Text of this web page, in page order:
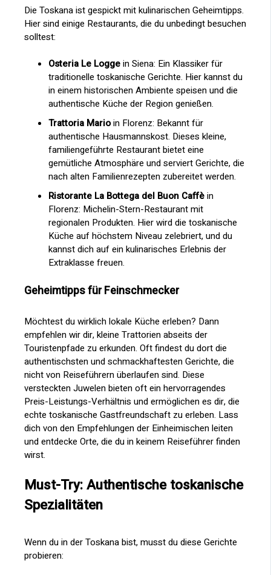
Die Toskana ist gespickt mit kulinarischen Geheimtipps.
Hier sind einige Restaurants, die du unbedingt besuchen
solltest:
Osteria Le Loggein Siena: Ein Klassiker für
traditionelle toskanische Gerichte. Hier kannst du
in einem historischen Ambiente speisen und die
authentische Küche der Region genießen.
Trattoria Marioin Florenz: Bekannt für
authentische Hausmannskost. Dieses kleine,
familiengeführte Restaurant bietet eine
gemütliche Atmosphäre und serviert Gerichte, die
nach alten Familienrezepten zubereitet werden.
Ristorante La Bottega del Buon Caffèin
Florenz: Michelin-Stern-Restaurant mit
regionalen Produkten. Hier wird die toskanische
Küche auf höchstem Niveau zelebriert, und du
kannst dich auf ein kulinarisches Erlebnis der
Extraklasse freuen.
Geheimtipps für Feinschmecker
Möchtest du wirklich lokale Küche erleben? Dann
empfehlen wir dir, kleine Trattorien abseits der
Touristenpfade zu erkunden. Oft findest du dort die
authentischsten und schmackhaftesten Gerichte, die
nicht von Reiseführern überlaufen sind. Diese
versteckten Juwelen bieten oft ein hervorragendes
Preis-Leistungs-Verhältnis und ermöglichen es dir, die
echte toskanische Gastfreundschaft zu erleben. Lass
dich von den Empfehlungen der Einheimischen leiten
und entdecke Orte, die du in keinem Reiseführer finden
wirst.
Must-Try: Authentische toskanische
Spezialitäten
Wenn du in der Toskana bist, musst du diese Gerichte
probieren: